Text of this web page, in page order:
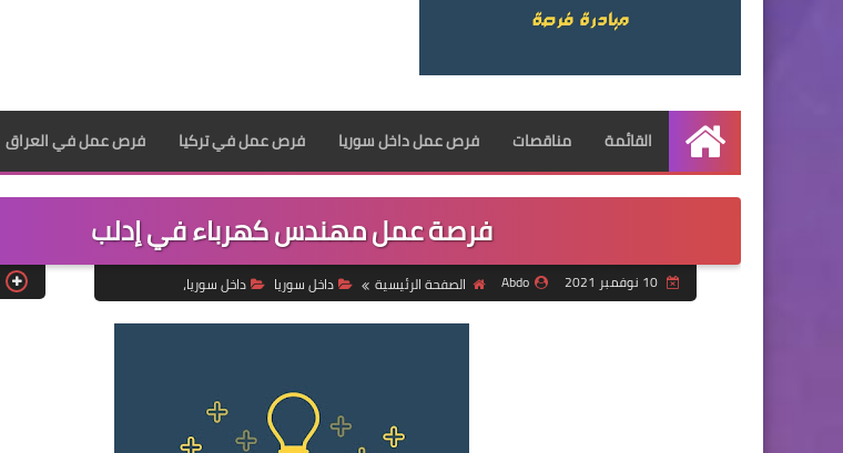
الرئيسية
القائمة مناقصات فرص عمل داخل سوريا فرص عمل في تركيا فرص عمل في العراق
فرصة عمل مهندس كهرباء في إدلب
10 نوفمبر 2021 Abdo الصفحة الرئيسية داخل سوريا داخل سوريا،